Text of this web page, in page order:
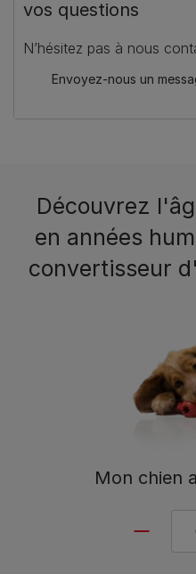
vos questions
N’hésitez pas à nous
Envoyez-nous un
Découvrez
en années
convertisseur
Mon chien a